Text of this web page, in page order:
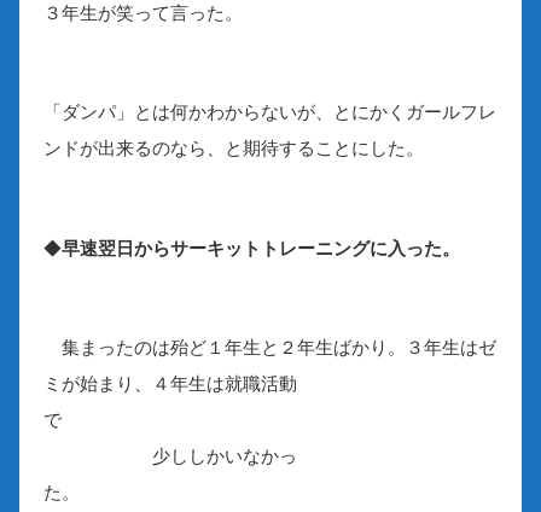
３年生が笑って言った。
「ダンパ」とは何かわからないが、とにかくガールフレ
ンドが出来るのなら、と期待することにした。
◆早速翌日からサーキットトレーニングに入った。
集まったのは殆ど１年生と２年生ばかり。３年生はゼ
ミが始まり、４年生は就職活動
で
少ししかいなかっ
た。